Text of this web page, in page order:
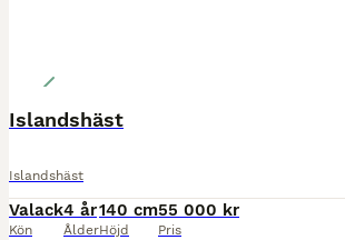
Islandshäst
Islandshäst
Valack
Kön
4 år
Ålder
140 cm
Höjd
55 000 kr
Pris